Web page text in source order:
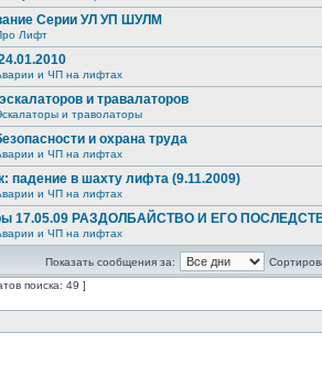
Серии УЛ УП ШУЛМ
Лифт
и ЧП на лифтах
и травалаторов
и траволаторы
и охрана труда
и ЧП на лифтах
падение в шахту лифта (9.11.2009)
и ЧП на лифтах
17.05.09 РАЗДОЛБАЙСТВО И ЕГО
и ЧП на лифтах
Показать сообщения за:
поиска: 49 ]